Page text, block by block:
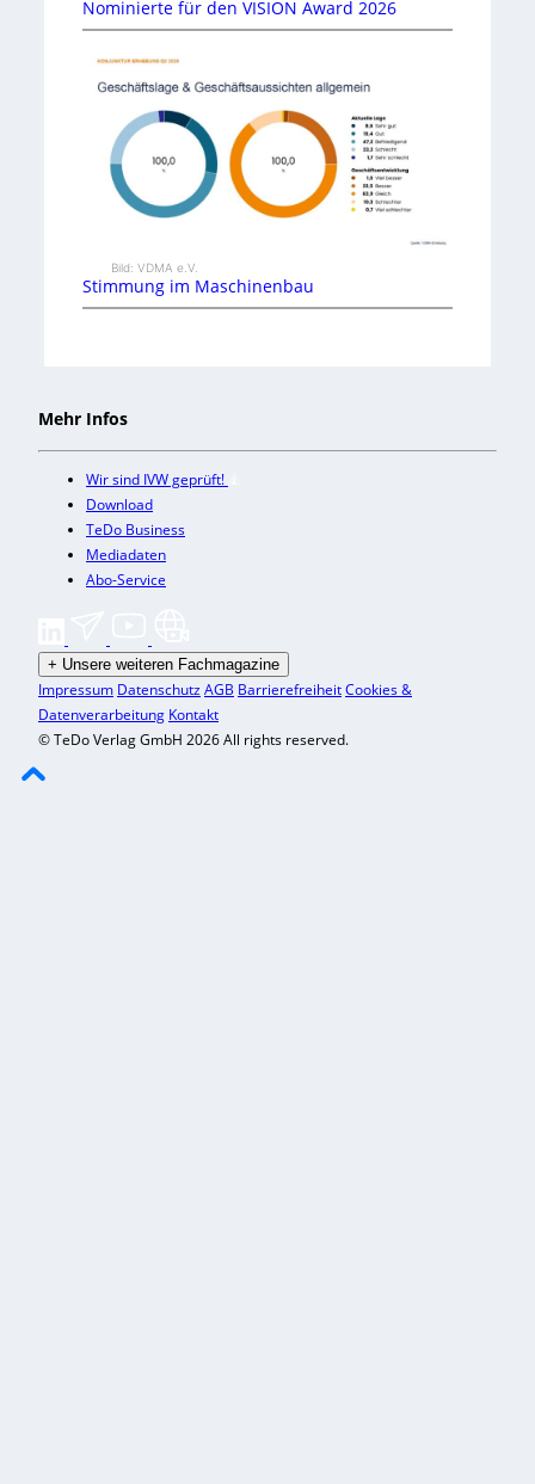
Nominierte für den VISION Award 2026
Bild: VDMA e.V.
Stimmung im Maschinenbau
Mehr Infos
Wir sind IVW geprüft!
Download
TeDo Business
Mediadaten
Abo-Service
+ Unsere weiteren Fachmagazine
Impressum DatenschutzAGB BarrierefreiheitCookies &
Datenverarbeitung Kontakt
© TeDo Verlag GmbH 2026 All rights reserved.